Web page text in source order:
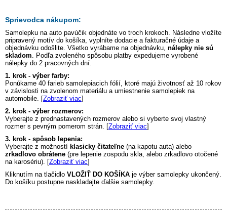
Sprievodca nákupom:
Samolepku na auto pavúčik objednáte vo troch krokoch. Následne vložíte
pripravený motív do košíka, vyplníte dodacie a fakturačné údaje a
objednávku odošlite. Všetko vyrábame na objednávku, nálepky nie sú
skladom . Podľa zvoleného spôsobu platby expedujeme vyrobené
nálepky do 2 pracovných dní.
1. krok - výber farby:
Ponúkame 40 farieb samolepiacich fólií, ktoré majú životnosť až 10 rokov
v závislosti na zvolenom materiálu a umiestnenie samolepiek na
automobile. [Zobraziť viac]
2. krok - výber rozmerov:
Vyberajte z prednastavených rozmerov alebo si vyberte svoj vlastný
rozmer s pevným pomerom strán. [Zobraziť viac]
3. krok - spôsob lepenia:
Vyberajte z možností klasicky čitateľne (na kapotu auta) alebo
zrkadlovo obrátene (pre lepenie zospodu skla, alebo zrkadlovo otočené
na karosériu). [Zobraziť viac]
Kliknutím na tlačidlo VLOŽIŤ DO KOŠÍKA je výber samolepky ukončený.
Do košíku postupne naskladajte ďalšie samolepky.